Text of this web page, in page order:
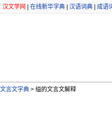
汉文学网 在线新华字典 汉语词典 成语
文言文字典 > 缢的文言文解释